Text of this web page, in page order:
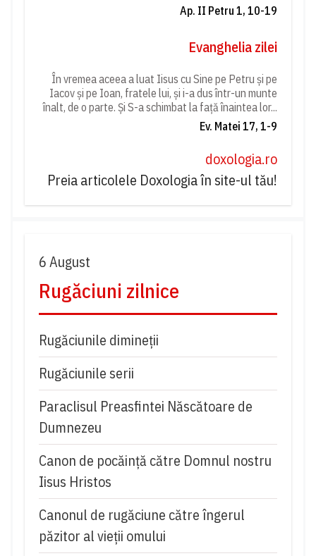
Ap. II Petru 1, 10-19
Evanghelia zilei
În vremea aceea a luat Iisus cu Sine pe Petru și pe
Iacov și pe Ioan, fratele lui, și i-a dus într-un munte
înalt, de o parte. Și S-a schimbat la față înaintea lor...
Ev. Matei 17, 1-9
doxologia.ro
Preia articolele Doxologia în site-ul tău!
6 August
Rugăciuni zilnice
Rugăciunile dimineții
Rugăciunile serii
Paraclisul Preasfintei Născătoare de
Dumnezeu
Canon de pocăință către Domnul nostru
Iisus Hristos
Canonul de rugăciune către îngerul
păzitor al vieții omului